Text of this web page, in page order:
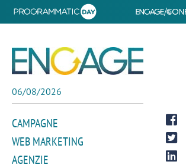
06/08/2026
CAMPAGNE
WEB MARKETING
AGENZIE